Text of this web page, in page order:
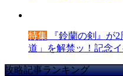
特集 『鈴蘭の剣』が
道」を解禁ッ！記念
攻略記事ランキング